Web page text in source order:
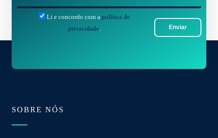
-
Enviar
Li e concordo com a política de
privacidade.
SOBRE NÓS